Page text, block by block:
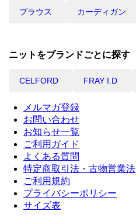
カーディガン
ブラウス
ニットをブランドごとに探す
CELFORD FRAY I.D
メルマガ登録
お問い合わせ
お知らせ一覧
ご利用ガイド
よくある質問
特定商取引法・古物営業法
ご利用規約
プライバシーポリシー
サイズ表